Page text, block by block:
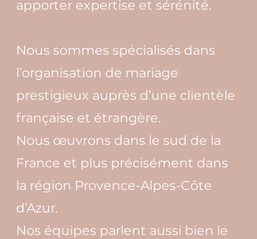
apporter expertise et sérénité.
Nous sommes spécialisés dans
l’organisation de mariage
prestigieux auprès d’une clientèle
française et étrangère.
Nous œuvrons dans le sud de la
France et plus précisément dans
la région Provence-Alpes-Côte
d’Azur.
Nos équipes parlent aussi bien le